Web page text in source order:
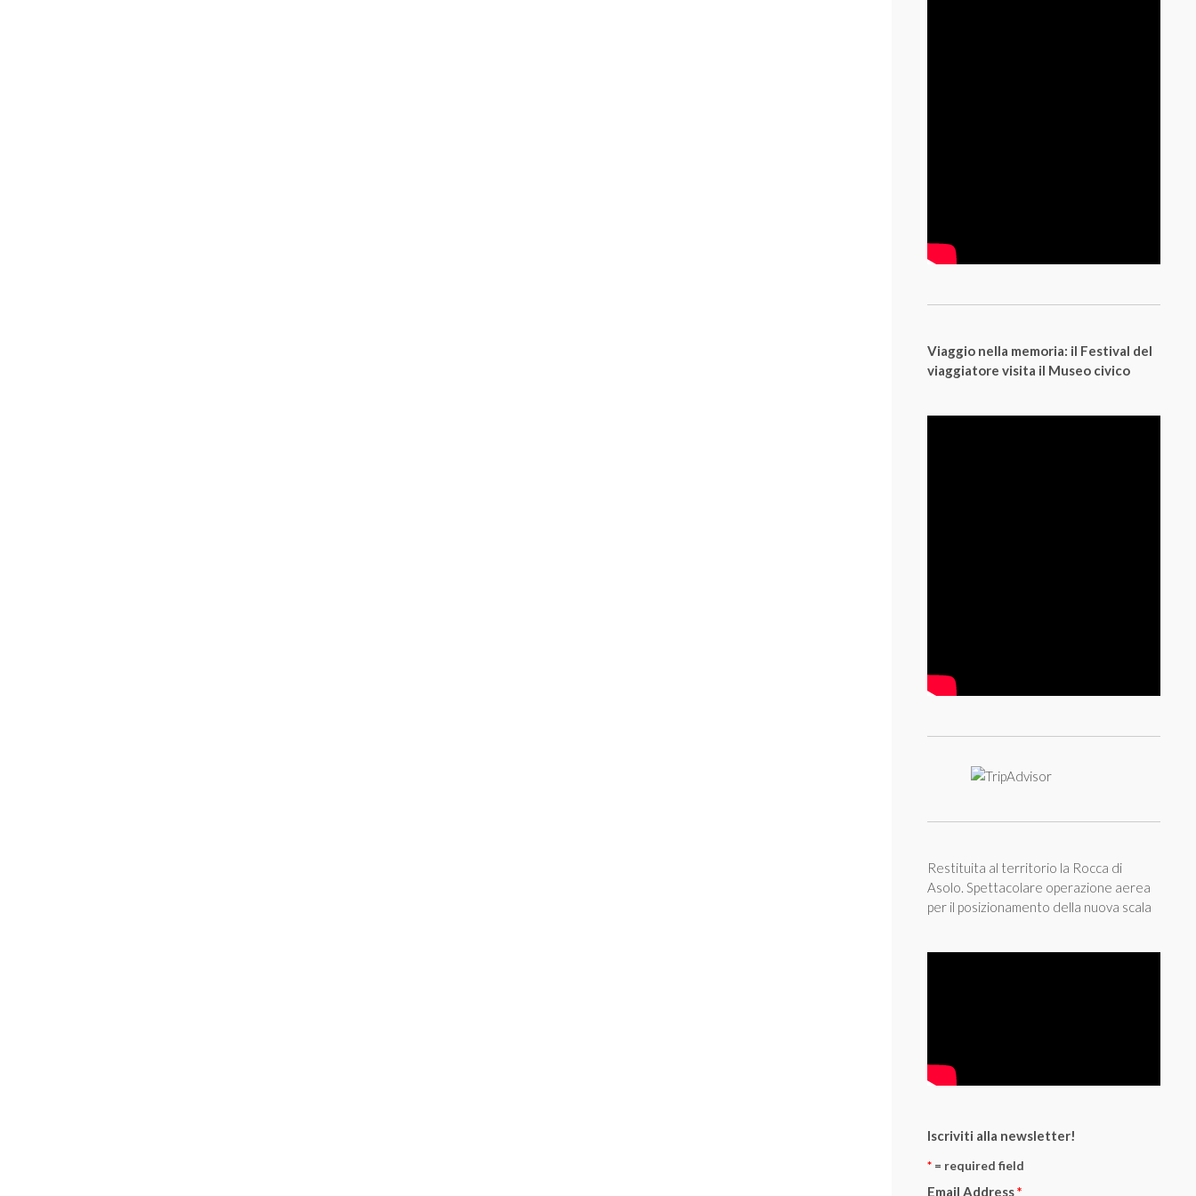
Viaggio nella memoria: il Festival del
viaggiatore visita il Museo civico
Restituita al territorio la Rocca di
Asolo. Spettacolare operazione aerea
per il posizionamento della nuova scala
Iscriviti alla newsletter!
* = required field
Email Address*